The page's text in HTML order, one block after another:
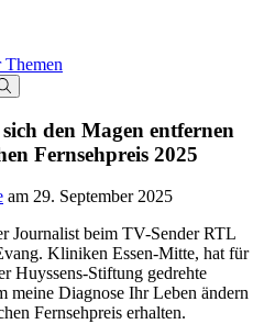
Themen
den Magen entfernen
Fernsehpreis 2025
am 29. September 2025
Journalist beim TV-Sender RTL
Kliniken Essen-Mitte, hat für
Huyssens-Stiftung gedrehte
meine Diagnose Ihr Leben ändern
Fernsehpreis erhalten.